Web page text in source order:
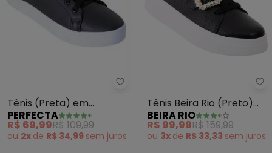
Perfecta - Tênis (Preta) em
Tênis (Preta) em
Sintético
PERFECTA
R$ 69,99R$ 109,99
ou 2x de R$ 34,99 sem juros
Tênis Beira Rio (Preto)
em Sintético
BEIRA RIO
R$ 99,99R$ 159,99
ou 3x de R$ 33,33 sem juros